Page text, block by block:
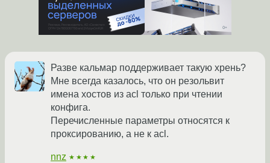
Разве кальмар поддерживает такую хрень?
Мне всегда казалось, что он резольвит
имена хостов из acl только при чтении
конфига.
Перечисленные параметры относятся к
проксированию, а не к acl.
nnz ★★★★